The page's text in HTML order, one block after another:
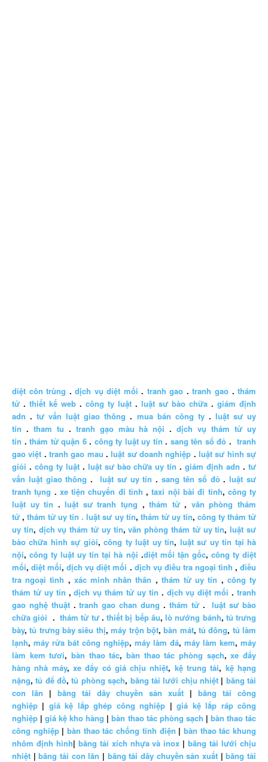
diệt côn trùng .dịch vụ diệt mối . tranh gao .tranh gao .thám
tử . thiết kế web . công ty luật . luật sư bào chữa . giám định
adn .tư vấn luật giao thông . mua bán công ty. luật sư uy
tín . tham tu . tranh gạo màu hà nội .dịch vụ thám tử uy
tín .thám tử quận 6. công ty luật uy tín . sang tên sổ đỏ .tranh
gao việt .tranh gao mau .luật sư doanh nghiệp .luật sư hình sự
giỏi . công ty luật. luật sư bào chữa uy tín .giám định adn .tư
vấn luật giao thông . luật sư uy tín .sang tên sổ đỏ.luật sư
tranh tụng . xe tiện chuyến đi tỉnh ,taxi nội bài đi tỉnh, công ty
luật uy tín .luật sư tranh tụng ,thám tử, văn phòng thám
tử ,thám tử uy tín . luật sư uy tín, thám tử uy tín, công ty thám tử
uy tín, dịch vụ thám tử uy tín,văn phòng thám tử uy tín,luật sư
bào chữa hình sự giỏi,công ty luật uy tín, luật sư uy tín tại hà
nội,công ty luật uy tín tại hà nội .diệt mối tận gốc, công ty diệt
mối,diệt mối,dịch vụ diệt mối . dịch vụ điều tra ngoại tình ,điều
tra ngoại tình , xác minh nhân thân , thám tử uy tín , công ty
thám tử uy tín ,dịch vụ thám tử uy tín . dịch vụ diệt mối .tranh
gao nghệ thuật.tranh gao chan dung . thám tử.luật sư bào
chữa giỏi .thám tử tư.thiết bị bếp âu,lò nướng bánh, tủ trưng
bày,tủ trưng bày siêu thị,máy trộn bột,bàn mát, tủ đông, tủ làm
lạnh, máy rửa bát công nghiệp, máy làm đá, máy làm kem, máy
làm kem tươi,bàn thao tác,bàn thao tác phòng sạch,xe đẩy
hàng nhà máy, xe đẩy có giá chịu nhiệt, kệ trung tải, kệ hạng
nặng,tủ để đồ,tủ phòng sạch, băng tải lưới chịu nhiệt| băng tải
con lăn | băng tải dây chuyền sản xuất | băng tải công
nghiệp | giá kệ lắp ghép công nghiệp |giá kệ lắp ráp công
nghiệp |giá kệ kho hàng |bàn thao tác phòng sạch | bàn thao tác
công nghiệp|bàn thao tác chống tĩnh điện | bàn thao tác khung
nhôm định hình| băng tải xích nhựa và inox |băng tải lưới chịu
nhiệt |băng tải con lăn | băng tải dây chuyền sản xuất |băng tải